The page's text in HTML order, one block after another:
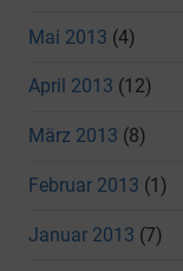
Mai 2013 (4)
April 2013 (12)
März 2013 (8)
Februar 2013 (1)
Januar 2013 (7)